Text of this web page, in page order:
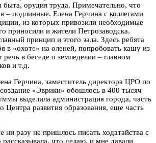
орудия труда. Примечательно, что
– подлинные. Елена Герчина с коллегами
из которых привозили необходимые
приносили и жители Петрозаводска.
принцип и этого зала. Здесь ребята
в «охоте» на оленей, попробовать кашу из
речь в беседе о земледелии – главном
и т.д.
Герчина, заместитель директора ЦРО по
«Эврики» обошлось в 400 тысяч
выделила администрация города, часть
Центра развития образования, еще часть
ни разу не пришлось писать ходатайства с
что делаю, и мне давали